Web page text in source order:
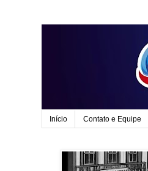
Início Contato e Equipe